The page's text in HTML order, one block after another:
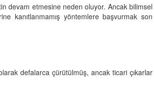
devam etmesine neden oluyor. Ancak bilimsel
kanıtlanmamış yöntemlere başvurmak son
defalarca çürütülmüş, ancak ticari çıkarlar